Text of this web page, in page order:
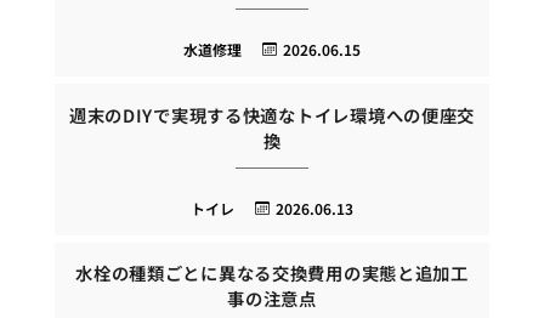
2026.06.15
水道修理
週末のDIYで実現する快適なトイレ環境への便座交
換
2026.06.13
トイレ
水栓の種類ごとに異なる交換費用の実態と追加工
事の注意点